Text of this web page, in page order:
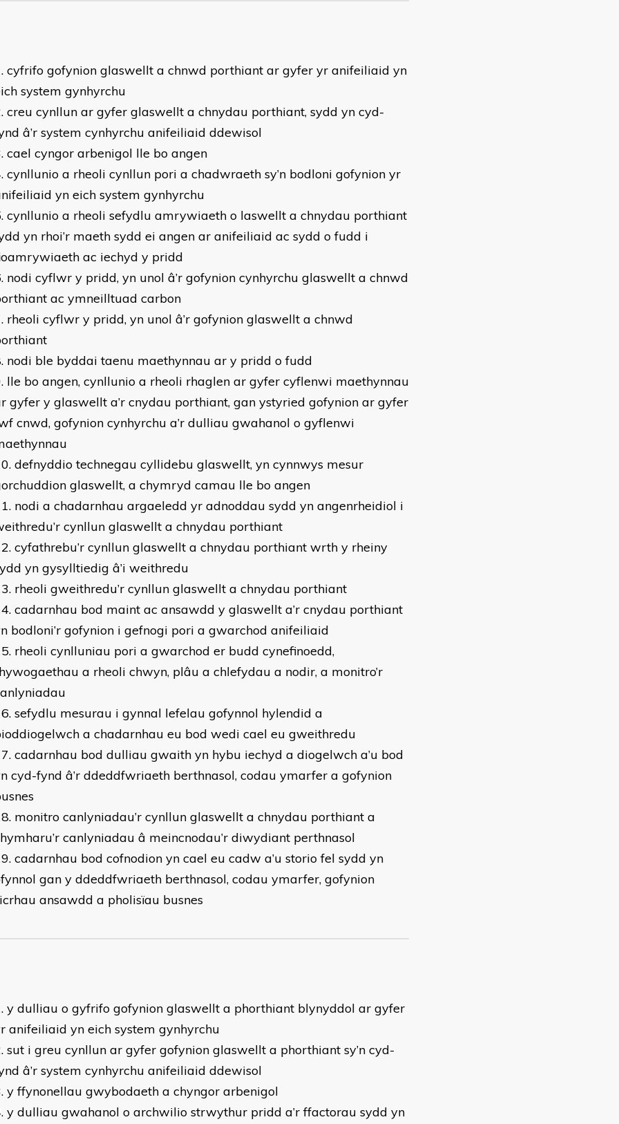
cyfrifo gofynion glaswellt a chnwd porthiant ar gyfer yr anifeiliaid yn
system gynhyrchu
creu cynllun ar gyfer glaswellt a chnydau porthiant, sydd yn cyd-
â’r system cynhyrchu anifeiliaid ddewisol
cael cyngor arbenigol lle bo angen
cynllunio a rheoli cynllun pori a chadwraeth sy’n bodloni gofynion yr
yn eich system gynhyrchu
cynllunio a rheoli sefydlu amrywiaeth o laswellt a chnydau porthiant
yn rhoi’r maeth sydd ei angen ar anifeiliaid ac sydd o fudd i
ac iechyd y pridd
nodi cyflwr y pridd, yn unol â’r gofynion cynhyrchu glaswellt a chnwd
ac ymneilltuad carbon
rheoli cyflwr y pridd, yn unol â’r gofynion glaswellt a chnwd
nodi ble byddai taenu maethynnau ar y pridd o fudd
lle bo angen, cynllunio a rheoli rhaglen ar gyfer cyflenwi maethynnau
gyfer y glaswellt a’r cnydau porthiant, gan ystyried gofynion ar gyfer
cnwd, gofynion cynhyrchu a’r dulliau gwahanol o gyflenwi
defnyddio technegau cyllidebu glaswellt, yn cynnwys mesur
glaswellt, a chymryd camau lle bo angen
nodi a chadarnhau argaeledd yr adnoddau sydd yn angenrheidiol i
cynllun glaswellt a chnydau porthiant
cyfathrebu’r cynllun glaswellt a chnydau porthiant wrth y rheiny
yn gysylltiedig â’i weithredu
rheoli gweithredu’r cynllun glaswellt a chnydau porthiant
cadarnhau bod maint ac ansawdd y glaswellt a’r cnydau porthiant
bodloni’r gofynion i gefnogi pori a gwarchod anifeiliaid
rheoli cynlluniau pori a gwarchod er budd cynefinoedd,
a rheoli chwyn, plâu a chlefydau a nodir, a monitro’r
sefydlu mesurau i gynnal lefelau gofynnol hylendid a
a chadarnhau eu bod wedi cael eu gweithredu
cadarnhau bod dulliau gwaith yn hybu iechyd a diogelwch a’u bod
cyd-fynd â’r ddeddfwriaeth berthnasol, codau ymarfer a gofynion
monitro canlyniadau’r cynllun glaswellt a chnydau porthiant a
canlyniadau â meincnodau’r diwydiant perthnasol
cadarnhau bod cofnodion yn cael eu cadw a’u storio fel sydd yn
gan y ddeddfwriaeth berthnasol, codau ymarfer, gofynion
ansawdd a pholisïau busnes
y dulliau o gyfrifo gofynion glaswellt a phorthiant blynyddol ar gyfer
anifeiliaid yn eich system gynhyrchu
sut i greu cynllun ar gyfer gofynion glaswellt a phorthiant sy’n cyd-
â’r system cynhyrchu anifeiliaid ddewisol
y ffynonellau gwybodaeth a chyngor arbenigol
y dulliau gwahanol o archwilio strwythur pridd a’r ffactorau sydd yn